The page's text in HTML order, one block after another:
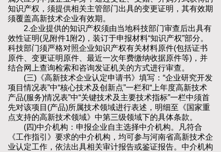
知识产权，须提供相关主管部门出具的变更证明，其有效期
须覆盖高新技术企业有效期。
2.企业提供的知识产权须由当地科技部门审查后出具有
效性证明(见附件1附2)，装订于申报材料“知识产权”部分。
科技部门须严格对照企业知识产权有关材料原件(包括证书
原件、变更证明原件、最近一次年费缴纳收据原件等)，并
结合网上查询检索和咨询发证机关的方式进行审查。
(三)《高新技术企业认定申请书》填写：“企业研究开发
项目情况表”中“核心技术及创新点”一栏和“上年度高新技术
产品(服务)情况表”中“关键技术及主要技术指标”一栏中须首
先对该项目(产品)所属技术领域进行表述，明细至《国家重
点支持的高新技术领域》中第三级领域下的具体条款。
(四)中介机构：申报企业自主选择中介机构。凡符合
《工作指引》要求的中介机构，均可参与河南省高新技术企
业认定工作，依法出具相关审计报告或鉴证报告。中介机构